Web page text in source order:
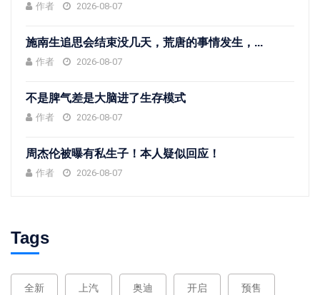
作者 2026-08-07
施南生追思会结束没几天，荒唐的事情发生，...
作者 2026-08-07
不是脾气差是大脑进了生存模式
作者 2026-08-07
周杰伦被曝有私生子！本人疑似回应！
作者 2026-08-07
Tags
全新 上汽 奥迪 开启 预售